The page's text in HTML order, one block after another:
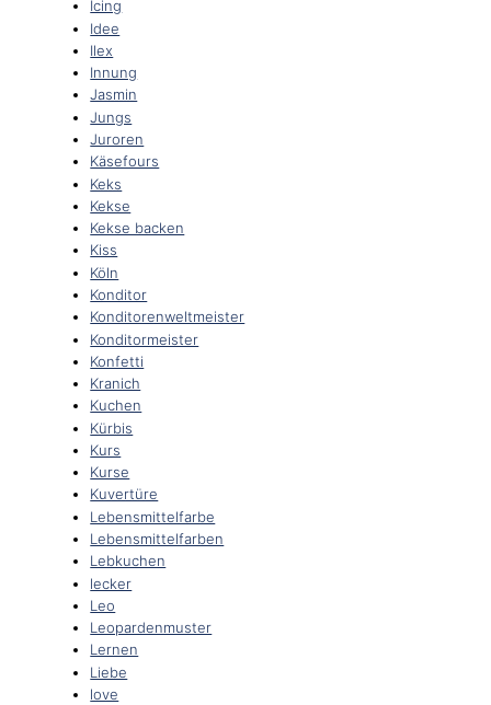
Icing
Idee
Ilex
Innung
Jasmin
Jungs
Juroren
Käsefours
Keks
Kekse
Kekse backen
Kiss
Köln
Konditor
Konditorenweltmeister
Konditormeister
Konfetti
Kranich
Kuchen
Kürbis
Kurs
Kurse
Kuvertüre
Lebensmittelfarbe
Lebensmittelfarben
Lebkuchen
lecker
Leo
Leopardenmuster
Lernen
Liebe
love